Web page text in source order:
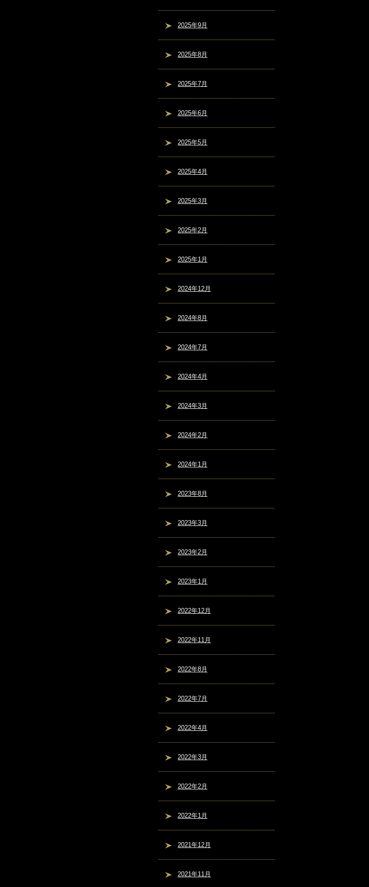
2025年9月
2025年8月
2025年7月
2025年6月
2025年5月
2025年4月
2025年3月
2025年2月
2025年1月
2024年12月
2024年8月
2024年7月
2024年4月
2024年3月
2024年2月
2024年1月
2023年8月
2023年3月
2023年2月
2023年1月
2022年12月
2022年11月
2022年8月
2022年7月
2022年4月
2022年3月
2022年2月
2022年1月
2021年12月
2021年11月